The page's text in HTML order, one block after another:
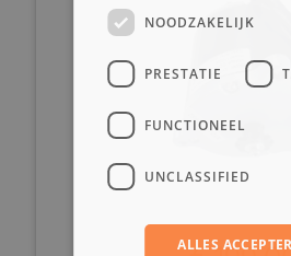
NOODZAKELIJK
PRESTATIE
FUNCTIONEEL
UNCLASSIFIED
ALLES